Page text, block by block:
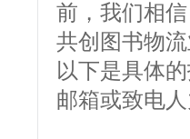
前，我们相
共创图书物
以下是具体
邮箱或致电